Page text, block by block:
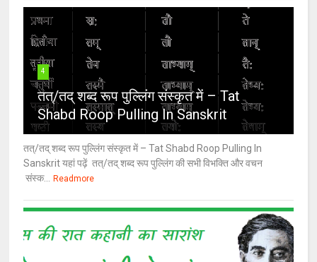
4
तत्/तद् शब्द रूप पुल्लिंग संस्कृत में – Tat
Shabd Roop Pulling In Sanskrit
तत्/तद् शब्द रूप पुल्लिंग संस्कृत में – Tat Shabd Roop Pulling In
Sanskrit यहां पढ़ें तत्/तद् शब्द रूप पुल्लिंग की सभी विभक्ति और वचन
संस्क...
Readmore